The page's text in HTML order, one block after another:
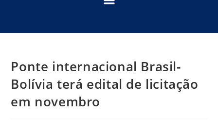
Ponte internacional Brasil-
Bolívia terá edital de licitação
em novembro